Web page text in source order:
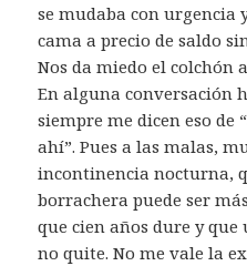
se mudaba con
cama a precio de saldo
Nos da miedo el colchón
En alguna conversación
siempre me dicen eso de
ahí”. Pues a las malas,
incontinencia nocturna,
borrachera puede ser
que cien años dure y
no quite. No me vale la